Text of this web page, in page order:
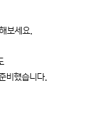
보세요.
비했습니다.